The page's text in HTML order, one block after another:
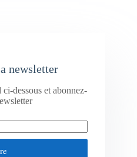
newsletter
ci-dessous et abonnez-